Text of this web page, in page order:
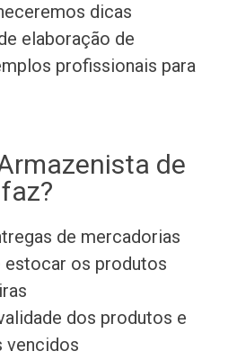
dicas
elaboração de
profissionais para
de
de mercadorias
estocar os produtos
dos produtos e
vencidos